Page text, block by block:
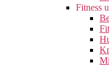
Fitness